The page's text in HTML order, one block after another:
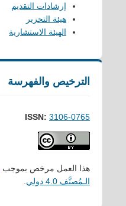
إرشادات التقديم
هيئة التحرير
الهيئة الاستشارية
الترخيص والفهرسة
ISSN: 3106-0765
هذا العمل مرخص بموجب
الـمُصنَّف 4.0 دولي